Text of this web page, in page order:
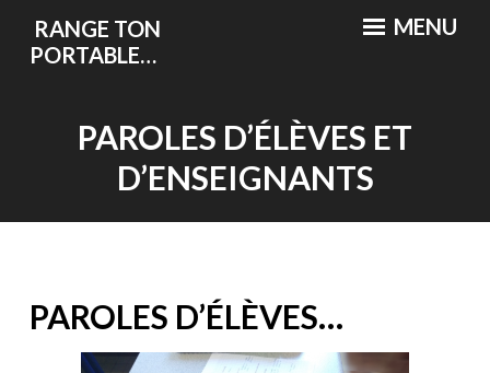
RANGE TON
PORTABLE…
MENU
PAROLES D’ÉLÈVES ET
D’ENSEIGNANTS
PAROLES D’ÉLÈVES…